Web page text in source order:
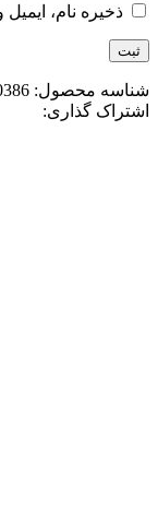
ذخیره نام،
شناسه محصول:
اشتراک گذاری: